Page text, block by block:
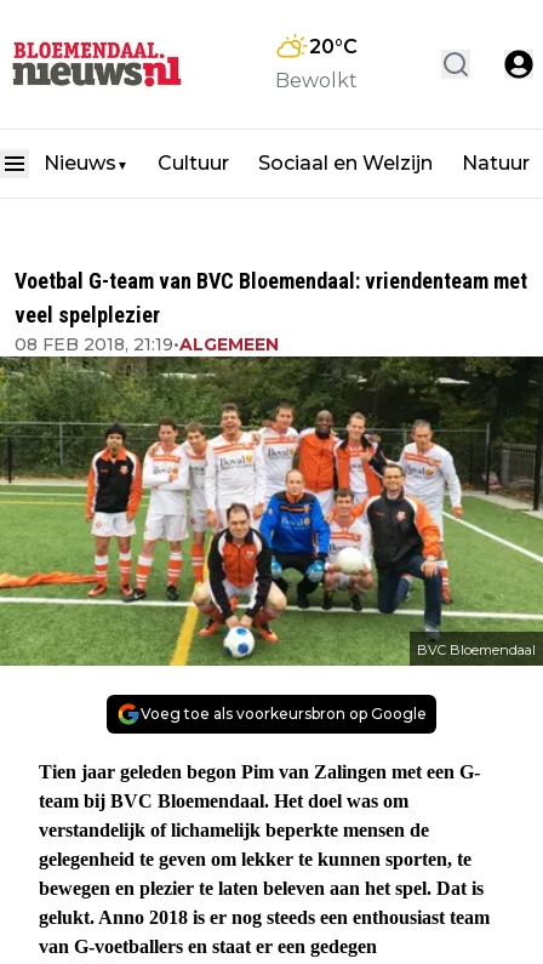
20°C
Bewolkt
Nieuws ▼ Cultuur Sociaal en Welzijn Natuur
Voetbal G-team van BVC Bloemendaal: vriendenteam met
veel spelplezier
08 FEB 2018, 21:19•ALGEMEEN
BVC Bloemendaal
Voeg toe als voorkeursbron op Google
Tien jaar geleden begon Pim van Zalingen met een G-
team bij BVC Bloemendaal. Het doel was om
verstandelijk of lichamelijk beperkte mensen de
gelegenheid te geven om lekker te kunnen sporten, te
bewegen en plezier te laten beleven aan het spel. Dat is
gelukt. Anno 2018 is er nog steeds een enthousiast team
van G-voetballers en staat er een gedegen